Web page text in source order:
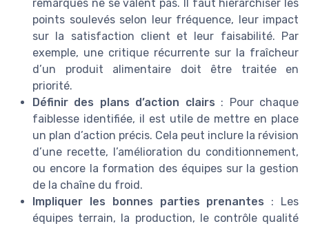
remarques ne se valent pas. Il faut hiérarchiser les
points soulevés selon leur fréquence, leur impact
sur la satisfaction client et leur faisabilité. Par
exemple, une critique récurrente sur la fraîcheur
d’un produit alimentaire doit être traitée en
priorité.
Définir des plans d’action clairs : Pour chaque
faiblesse identifiée, il est utile de mettre en place
un plan d’action précis. Cela peut inclure la révision
d’une recette, l’amélioration du conditionnement,
ou encore la formation des équipes sur la gestion
de la chaîne du froid.
Impliquer les bonnes parties prenantes : Les
équipes terrain, la production, le contrôle qualité